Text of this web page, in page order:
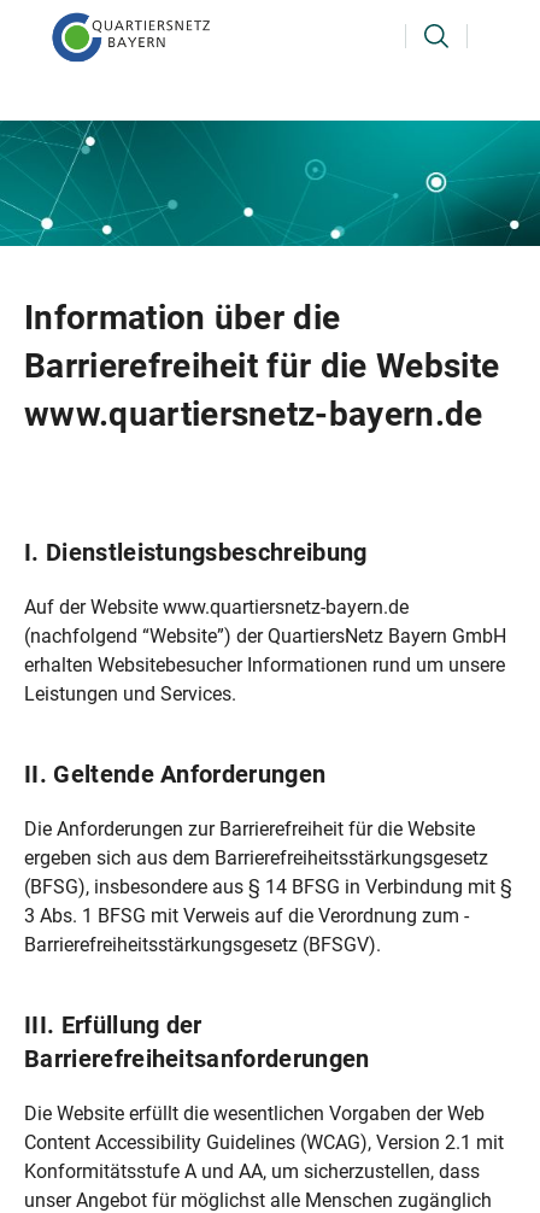
Information über die
Barrierefreiheit für die Website
www.quartiersnetz-bayern.de
I. Dienstleistungsbeschreibung
Auf der Website www.quartiersnetz-bayern.de
(nachfolgend “Website”) der QuartiersNetz Bayern GmbH
erhalten Websitebesucher Informationen rund um unsere
Leistungen und Services.
II. Geltende Anforderungen
Die Anforderungen zur Barrierefreiheit für die Website
ergeben sich aus dem Barrierefreiheitsstärkungsgesetz
(BFSG), insbesondere aus § 14 BFSG in Verbindung mit §
3 Abs. 1 BFSG mit Verweis auf die Verordnung zum ­­
Barrierefreiheitsstärkungsgesetz (BFSGV).
III. Erfüllung der
Barrierefreiheitsanforderungen
Die Website erfüllt die wesentlichen Vorgaben der Web
Content Accessibility Guidelines (WCAG), Version 2.1 mit
Konformitätsstufe A und AA, um sicherzustellen, dass
unser Angebot für möglichst alle Menschen zugänglich